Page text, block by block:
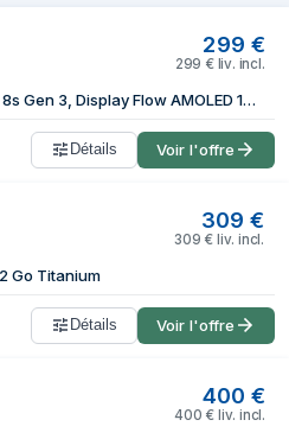
Xiaomi POCO F6
299 €
299 € liv. incl.
Xiaomi Poco F6, Snapdragon® 8s Gen 3, Display Flow AMOLED 120Hz, Ricarica Turbo 90W, doppia fotocamera 50MP Con OIS, 12GB+512GB, Gold
Détails Voir l'offre
309 €
309 € liv. incl.
Go Titanium
Détails Voir l'offre
400 €
400 € liv. incl.